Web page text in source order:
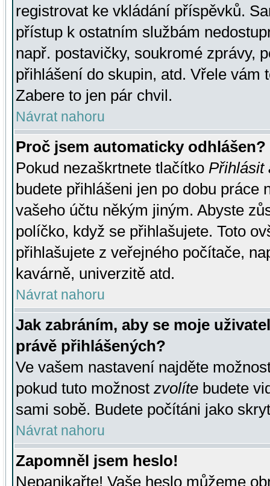
registrovat ke vkládání příspěvků.
přístup k ostatním službám
např. postavičky, soukromé zprávy,
přihlášení do skupin, atd. Vřele vám
Zabere to jen pár chvil.
Návrat nahoru
Proč jsem automaticky odhlášen?
Pokud nezaškrtnete tlačítko Přihlásit
budete přihlášeni jen po dobu práce
vašeho účtu někým jiným. Abyste
políčko, když se přihlašujete. Toto
přihlašujete z veřejného počítače,
kavárně, univerzitě atd.
Návrat nahoru
Jak zabráním, aby se moje
právě přihlášených?
Ve vašem nastavení najděte
pokud tuto možnost zvolíte budete
sami sobě. Budete počítáni jako
Návrat nahoru
Zapomněl jsem heslo!
Nepanikařte! Vaše heslo můžeme